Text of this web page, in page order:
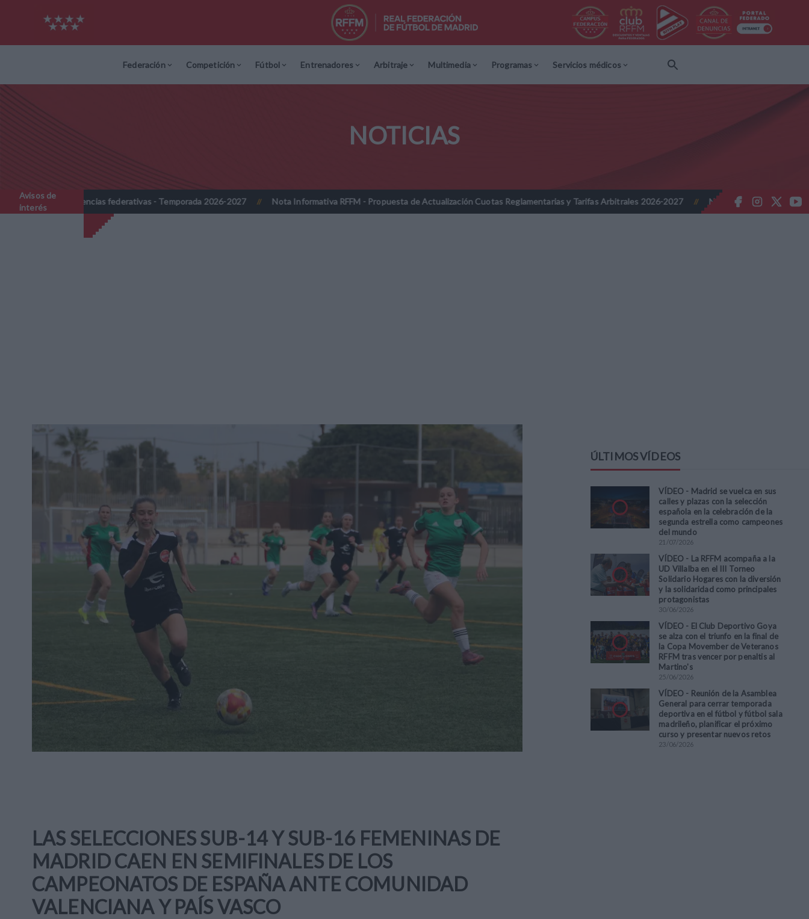
Federación Competición Fútbol Entrenadores Arbitraje Multimedia Programas Servicios médicos
NOTICIAS
Avisos de
interés
federativas - Temporada 2026-2027 // Nota Informativa RFFM - Propuesta de Actualización Cuotas Reglamentarias y Tarifas Arbitrales 2026-2027 // Nota Informativa RFFM - Implantación de la
LAS SELECCIONES SUB-14 Y SUB-16 FEMENINAS DE
MADRID CAEN EN SEMIFINALES DE LOS
CAMPEONATOS DE ESPAÑA ANTE COMUNIDAD
VALENCIANA Y PAÍS VASCO
ÚLTIMOS VÍDEOS
VÍDEO - Madrid se vuelca en sus
calles y plazas con la selección
española en la celebración de la
segunda estrella como campeones
del mundo
21 /07/2026
VÍDEO - La RFFM acompaña a la
UD Villalba en el III Torneo
Solidario Hogares con la diversión
y la solidaridad como principales
protagonistas
30/06/2026
VÍDEO - El Club Deportivo Goya
se alza con el triunfo en la final de
la Copa Movember de Veteranos
RFFM tras vencer por penaltis al
Martino's
25/06/2026
VÍDEO - Reunión de la Asamblea
General para cerrar temporada
deportiva en el fútbol y fútbol sala
madrileño, planificar el próximo
curso y presentar nuevos retos
23/06/2026